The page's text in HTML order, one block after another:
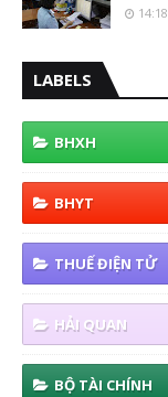
14:18
LABELS
BHXH
BHYT
THUẾ ĐIỆN TỬ
HẢI QUAN
BỘ TÀI CHÍNH